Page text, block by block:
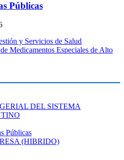
Públicas
y Servicios de Salud
Medicamentos Especiales de Alto
DEL SISTEMA
Públicas
(HIBRIDO)